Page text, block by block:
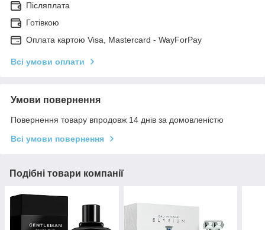
Післяплата
Готівкою
Оплата картою Visa, Mastercard - WayForPay
Всі умови оплати
Умови повернення
Повернення товару впродовж 14 днів за домовленістю
Всі умови повернення
Подібні товари компанії